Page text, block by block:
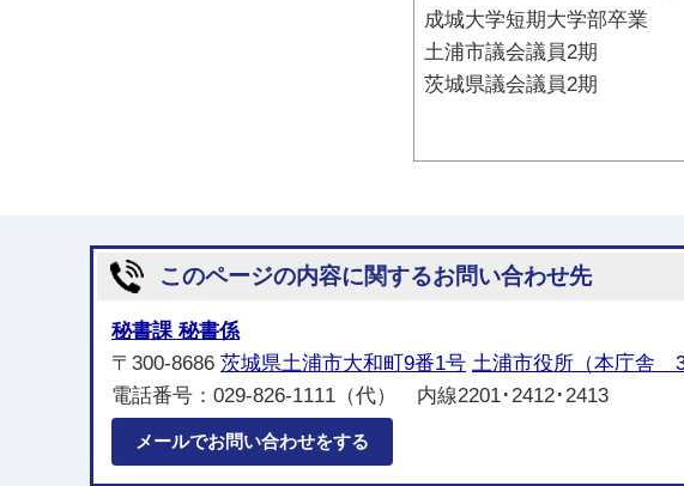
成城大学短期大学部卒業
土浦市議会議員2期
茨城県議会議員2期
このページの内容に関するお問い合わせ先
秘書課 秘書係
〒300-8686 茨城県土浦市大和町9番1号 土浦市役所（本庁舎 3
電話番号：029-826-1111（代） 内線2201･2412･2413
メールでお問い合わせをする